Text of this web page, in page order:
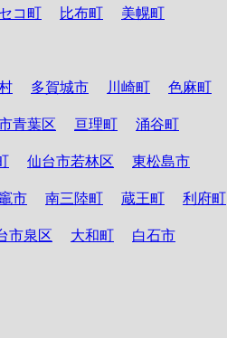
コ町 比布町 美幌町
多賀城市 川崎町 色麻町
青葉区 亘理町 涌谷町
仙台市若林区 東松島市
市 南三陸町 蔵王町 利府町
市泉区 大和町 白石市